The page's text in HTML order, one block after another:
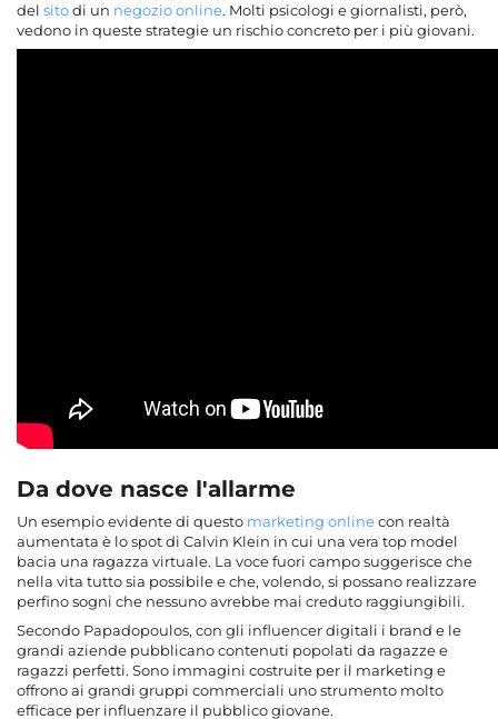
del sitodi un negozioonline. Molti psicologi e giornalisti, però,
vedono in queste strategie un rischio concreto per i più giovani.
Da dove nasce l'allarme
Un esempio evidente di questo marketing onlinecon realtà
aumentata è lo spot di Calvin Klein in cui una vera top model
bacia una ragazza virtuale. La voce fuori campo suggerisce che
nella vita tutto sia possibile e che, volendo, si possano realizzare
perfino sogni che nessuno avrebbe mai creduto raggiungibili.
Secondo Papadopoulos, con gli influencer digitali i brand e le
grandi aziende pubblicano contenuti popolati da ragazze e
ragazzi perfetti. Sono immagini costruite per il marketing e
offrono ai grandi gruppi commerciali uno strumento molto
efficace per influenzare il pubblico giovane.